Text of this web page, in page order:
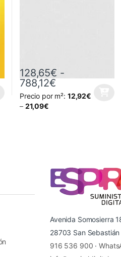
252,81€
elegir en la página de producto
desde 128,65€
variantes. Las opciones se pueden
128,65€ -
788,12€Rango de
Precio por m²: 12,92€
– 21,09€
Este producto tiene múltiples
Avenida Somosierra
28703 San
916 536 900 ·